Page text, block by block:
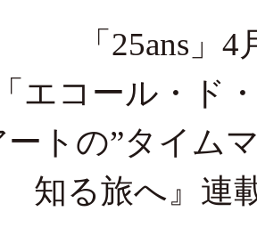
「25ans」4
「エコール・ド
ートの”タイム
知る旅へ』連